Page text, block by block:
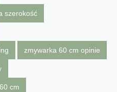
szerokość
zmywarka 60 cm opinie
cm